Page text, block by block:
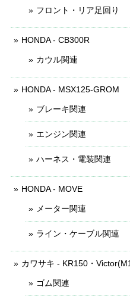
フロント・リア足回り
HONDA - CB300R
カウル関連
HONDA - MSX125-GROM
ブレーキ関連
エンジン関連
ハーネス・電装関連
HONDA - MOVE
メーター関連
ライン・ケーブル関連
カワサキ - KR150・
ゴム関連